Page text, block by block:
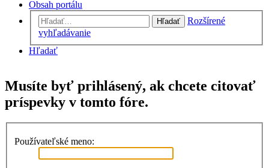
Obsah portálu
Hľadať
Rozšírené
vyhľadávanie
Hľadať
Musíte byť prihlásený, ak chcete citovať
príspevky v tomto fóre.
Používateľské meno: